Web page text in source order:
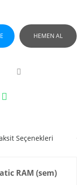
HEMEN AL
Seçenekleri
RAM (sem)